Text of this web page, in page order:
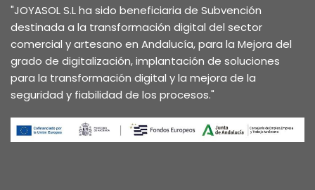
"JOYASOL S.L ha sido beneficiaria de Subvención
destinada a la transformación digital del sector
comercial y artesano en Andalucía, para la Mejora del
grado de digitalización, implantación de soluciones
para la transformación digital y la mejora de la
seguridad y fiabilidad de los procesos."